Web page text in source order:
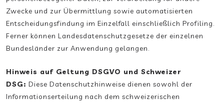
Zwecke und zur Übermittlung sowie automatisierten
Entscheidungsfindung im Einzelfall einschließlich Profiling.
Ferner können Landesdatenschutzgesetze der einzelnen
Bundesländer zur Anwendung gelangen.
Hinweis auf Geltung DSGVO und Schweizer
DSG: Diese Datenschutzhinweise dienen sowohl der
Informationserteilung nach dem schweizerischen